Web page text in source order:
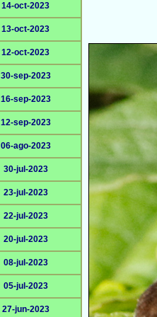
14-oct-2023
13-oct-2023
12-oct-2023
30-sep-2023
16-sep-2023
12-sep-2023
06-ago-2023
30-jul-2023
23-jul-2023
22-jul-2023
20-jul-2023
08-jul-2023
05-jul-2023
27-jun-2023